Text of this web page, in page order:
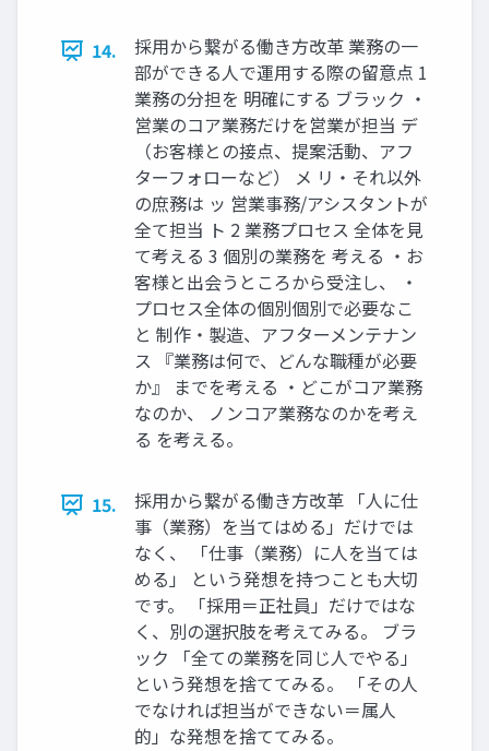
14.
採⽤から繋がる働き⽅改⾰ 業務の⼀
部ができる⼈で運⽤する際の留意点 1
業務の分担を 明確にする ブラック ‧
営業のコア業務だけを営業が担当 デ
（お客様との接点、提案活動、アフ
ターフォローなど） メ リ‧それ以外
の庶務は ッ 営業事務/アシスタントが
全て担当 ト 2 業務プロセス 全体を⾒
て考える 3 個別の業務を 考える ‧お
客様と出会うところから受注し、 ‧
プロセス全体の個別個別で必要なこ
と 制作‧製造、アフターメンテナン
ス 『業務は何で、どんな職種が必要
か』 までを考える ‧どこがコア業務
なのか、 ノンコア業務なのかを考え
る を考える。
15.
採⽤から繋がる働き⽅改⾰ 「⼈に仕
事（業務）を当てはめる」だけでは
なく、 「仕事（業務）に⼈を当ては
める」 という発想を持つことも⼤切
です。 「採⽤＝正社員」だけではな
く、別の選択肢を考えてみる。 ブラ
ック 「全ての業務を同じ⼈でやる」
という発想を捨ててみる。 「その⼈
でなければ担当ができない＝属⼈
的」な発想を捨ててみる。